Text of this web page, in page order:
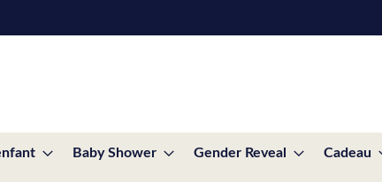
Baby Shower Gender Reveal Cadeau